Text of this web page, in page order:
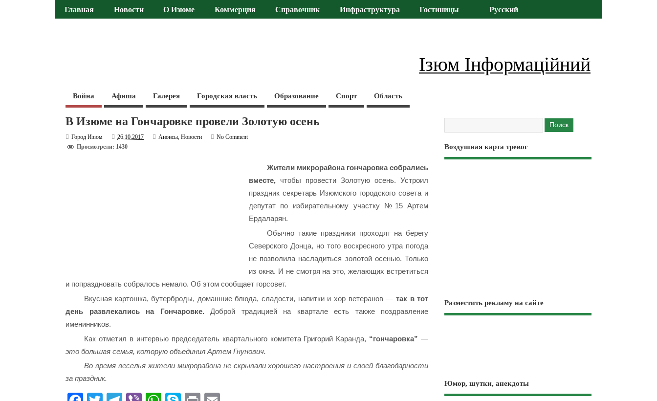
Главная Новости О Изюме Коммерция Справочник Инфраструктура Гостиницы Русский
Ізюм Інформаційний
Война Афиша Галерея Городская власть Образование Спорт Область
В Изюме на Гончаровке провели Золотую осень
Город Изюм 26.10.2017 Анонсы,Новости
No Comment
Просмотрели: 1430
Жители микрорайона гончаровка собрались
вместе,чтобы провести Золотую осень. Устроил
праздник секретарь Изюмского городского совета и
депутат по избирательному участку №15 Артем
Ердаларян.
Обычно такие праздники проходят на берегу
Северского Донца, но того воскресного утра погода
не позволила насладиться золотой осенью. Только
из окна. И не смотря на это, желающих встретиться
и попраздновать собралось немало. Об этом сообщает горсовет.
Вкусная картошка, бутерброды, домашние блюда, сладости, напитки и хор ветеранов — так в тот
день развлекались на Гончаровке.Доброй традицией на квартале есть также поздравление
именинников.
Как отметил в интервью председатель квартального комитета Григорий Каранда, “гончаровка” —
это большая семья, которую объединил Артем Гнунович.
Во время веселья жители микрорайона не скрывали хорошего настроения и своей благодарности
за праздник.
Воздушная карта тревог
Разместить рекламу на сайте
Юмор, шутки, анекдоты